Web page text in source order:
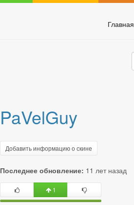
Главная
PaVelGuy
Добавить информацию о скине
Последнее обновление: 11 лет назад
1